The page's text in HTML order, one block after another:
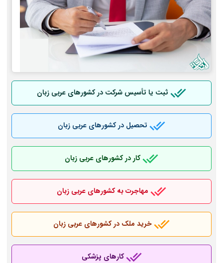
ثبت یا تأسیس شرکت در کشورهای عربی زبان
تحصیل در کشورهای عربی زبان
کار در کشورهای عربی زبان
مهاجرت به کشورهای عربی زبان
خرید ملک در کشورهای عربی زبان
کارهای پزشکی